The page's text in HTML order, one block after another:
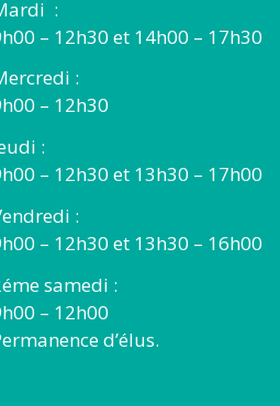
:
– 12h30 et 14h00 – 17h30
:
– 12h30
:
– 12h30 et 13h30 – 17h00
:
– 12h30 et 13h30 – 16h00
samedi :
– 12h00
d’élus.